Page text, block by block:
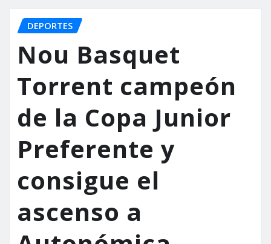
DEPORTES
Nou Basquet
Torrent campeón
de la Copa Junior
Preferente y
consigue el
ascenso a